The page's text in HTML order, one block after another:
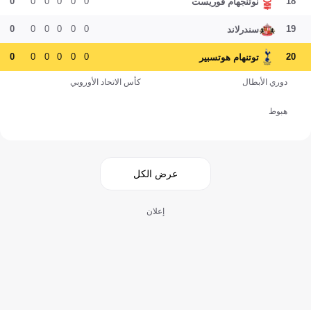
19 سندرلاند 0
0
0
0
0
0
20 توتنهام هوتسبير 0
0
0
0
0
0
دوري الأبطال كأس الاتحاد الأوروبي
هبوط
عرض الكل
إعلان